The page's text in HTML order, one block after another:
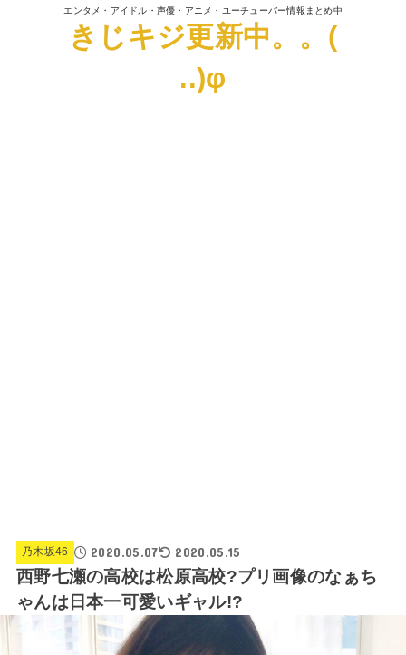
エンタメ・アイドル・声優・アニメ・ユーチューバー情報まとめ中
きじキジ更新中。。(
..)φ
乃木坂46 2020.05.07 2020.05.15
西野七瀬の高校は松原高校?プリ画像のなぁち
ゃんは日本一可愛いギャル!?